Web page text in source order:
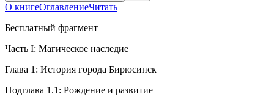
О книгеОглавлениеЧитать
Бесплатный фрагмент
Часть I: Магическое наследие
Глава 1: История города Бирюсинск
Подглава 1.1: Рождение и развитие